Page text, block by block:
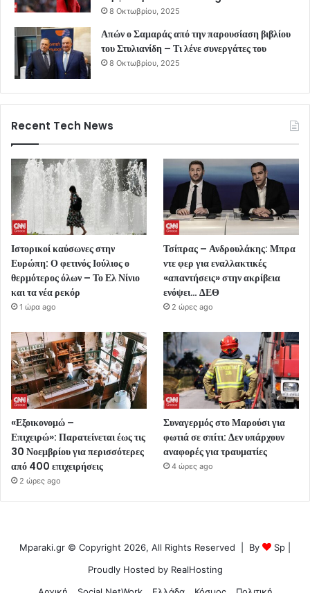
8 Οκτωβρίου, 2025
Απών ο Σαμαράς από την παρουσίαση βιβλίου
του Στυλιανίδη – Τι λένε συνεργάτες του
8 Οκτωβρίου, 2025
Recent Tech News
Ιστορικοί καύσωνες στην
Ευρώπη: Ο φετινός Ιούλιος ο
θερμότερος όλων – Το Ελ Νίνιο
και τα νέα ρεκόρ
1 ώρα ago
Τσίπρας – Ανδρουλάκης: Μπρα
ντε φερ για εναλλακτικές
«απαντήσεις» στην ακρίβεια
ενόψει… ΔΕΘ
2 ώρες ago
«Εξοικονομώ –
Επιχειρώ»: Παρατείνεται έως τις
30 Νοεμβρίου για περισσότερες
από 400 επιχειρήσεις
2 ώρες ago
Συναγερμός στο Μαρούσι για
φωτιά σε σπίτι: Δεν υπάρχουν
αναφορές για τραυματίες
4 ώρες ago
Mparaki.gr © Copyright 2026, All Rights Reserved | By Sp
Proudly Hosted by RealHosting